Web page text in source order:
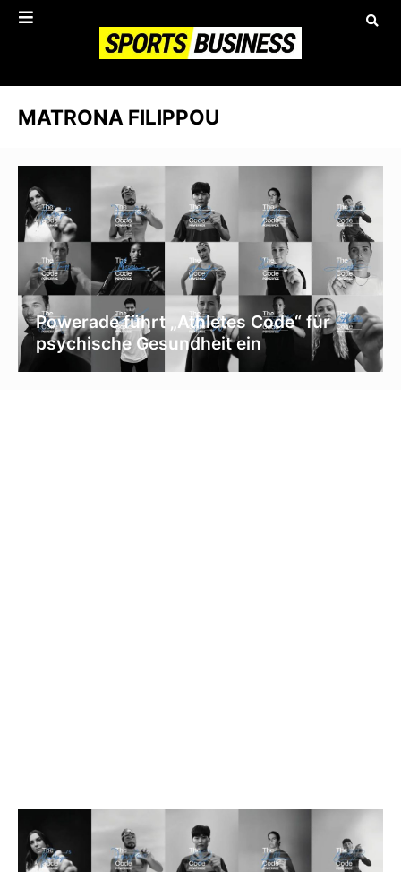
MATRONA FILIPPOU
Powerade führt „Athletes Code“ für
psychische Gesundheit ein